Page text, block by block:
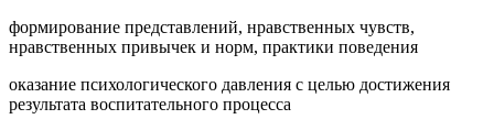
формирование представлений, нравственных чувств,
нравственных привычек и норм, практики поведения
оказание психологического давления с целью достижения
результата воспитательного процесса